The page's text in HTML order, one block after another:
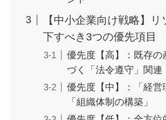
評価項目④：評価・改善
評価項目⑤：法令遵守
メント
【中小企業向け戦略】リ
下すべき3つの優先項目
優先度【高】：既存の
紐づく「法令遵守」関連